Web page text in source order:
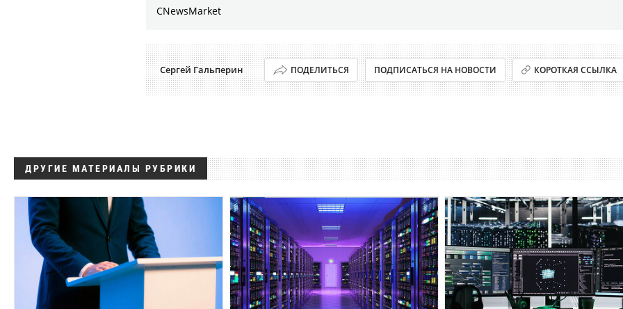
CNewsMarket
Сергей Гальперин ПОДЕЛИТЬСЯ ПОДПИСАТЬСЯ НА НОВОСТИ КОРОТКАЯ ССЫЛКА
ДРУГИЕ МАТЕРИАЛЫ РУБРИКИ